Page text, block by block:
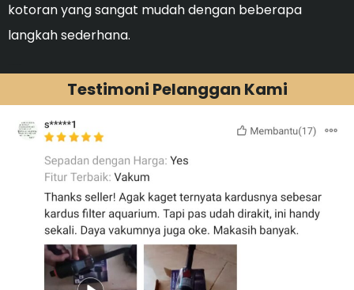
kotoran yang sangat mudah dengan beberapa
langkah sederhana.
Testimoni Pelanggan Kami